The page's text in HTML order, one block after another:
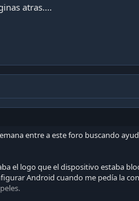
atras....
entre a este foro buscando
el logo que el dispositivo estaba
Android cuando me pedía la